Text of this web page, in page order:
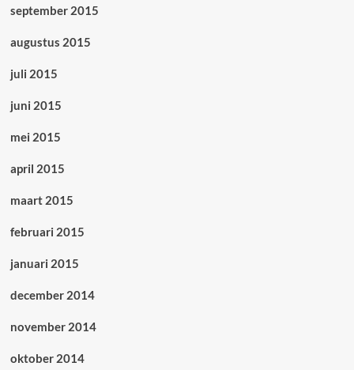
september 2015
augustus 2015
juli 2015
juni 2015
mei 2015
april 2015
maart 2015
februari 2015
januari 2015
december 2014
november 2014
oktober 2014